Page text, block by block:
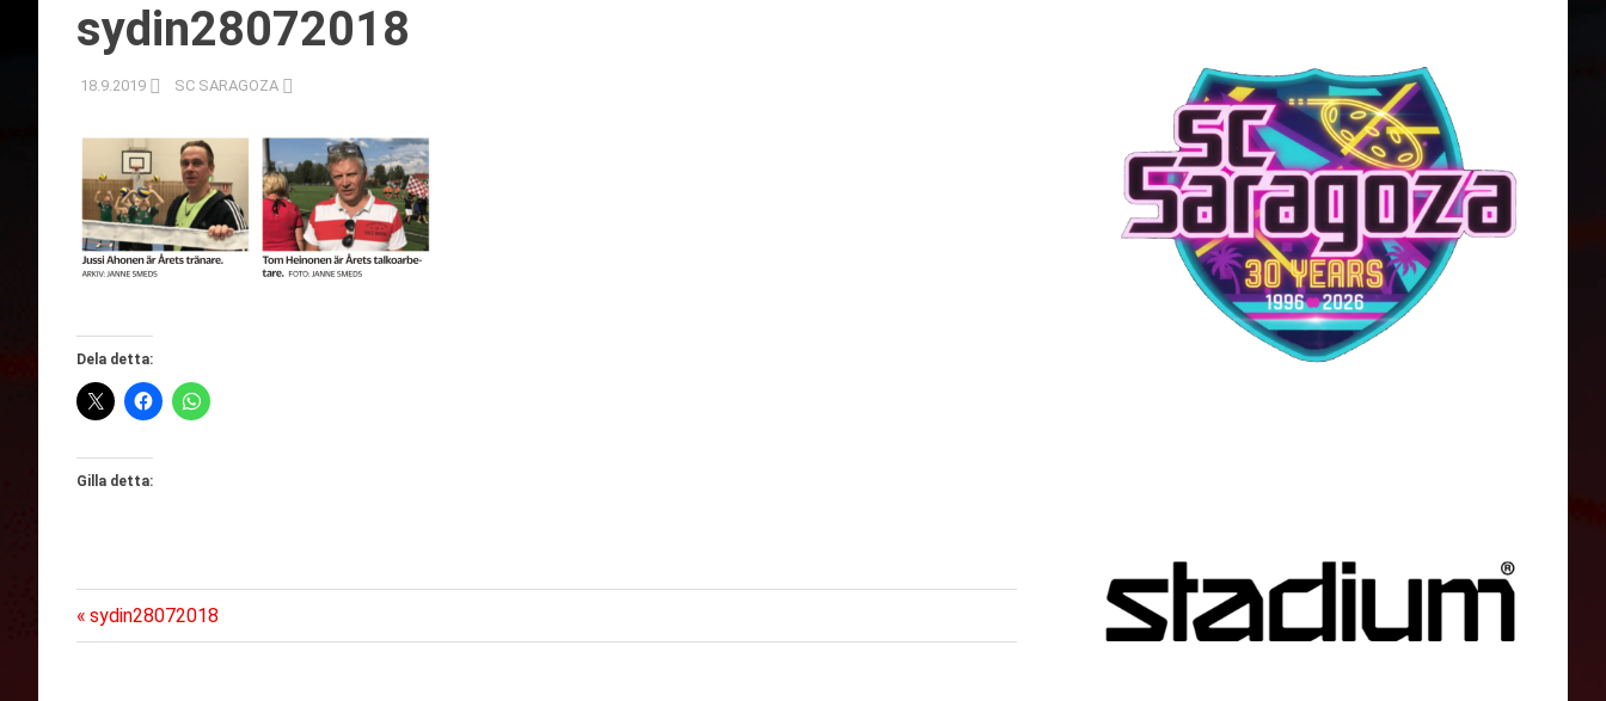
sydin28072018
18.9.2019 SC SARAGOZA
Dela detta:
Gilla detta:
Inläggsnavigering
Föregående
inlägg:
sydin28072018